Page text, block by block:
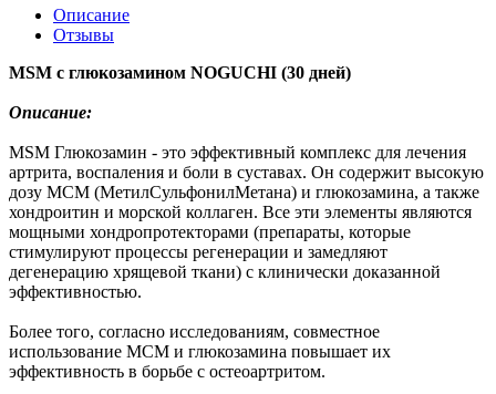
Описание
Отзывы
MSM с глюкозамином NOGUCHI (30 дней)
Описание:
МSМ Глюкозамин - это эффективный комплекс для лечения
артрита, воспаления и боли в суставах. Он содержит высокую
дозу МСМ (МетилСульфонилМетана) и глюкозамина, а также
хондроитин и морской коллаген. Все эти элементы являются
мощными хондропротекторами (препараты, которые
стимулируют процессы регенерации и замедляют
дегенерацию хрящевой ткани) с клинически доказанной
эффективностью.
Более того, согласно исследованиям, совместное
использование МСМ и глюкозамина повышает их
эффективность в борьбе с остеоартритом.